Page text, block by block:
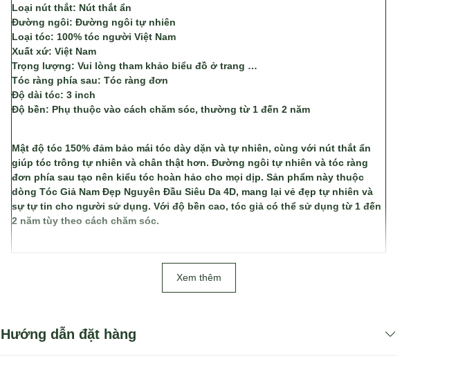
Loại nút thắt: Nút thắt ẩn
Đường ngôi: Đường ngôi tự nhiên
Loại tóc: 100% tóc người Việt Nam
Xuất xứ: Việt Nam
Trọng lượng: Vui lòng tham khảo biểu đồ ở trang …
Tóc ràng phía sau: Tóc ràng đơn
Độ dài tóc: 3 inch
Độ bền: Phụ thuộc vào cách chăm sóc, thường từ 1 đến 2 năm
Mật độ tóc 150% đảm bảo mái tóc dày dặn và tự nhiên, cùng với nút thắt ẩn
giúp tóc trông tự nhiên và chân thật hơn. Đường ngôi tự nhiên và tóc ràng
đơn phía sau tạo nên kiểu tóc hoàn hảo cho mọi dịp. Sản phẩm này thuộc
dòng Tóc Giả Nam Đẹp Nguyên Đầu Siêu Da 4D, mang lại vẻ đẹp tự nhiên và
sự tự tin cho người sử dụng. Với độ bền cao, tóc giả có thể sử dụng từ 1 đến
2 năm tùy theo cách chăm sóc.
Xem thêm
Hướng dẫn đặt hàng